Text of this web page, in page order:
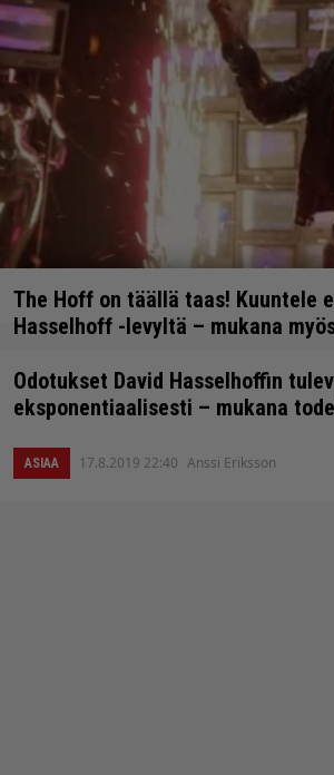
The Hoff on täällä taas! Kuuntele
Hasselhoff -levyltä – mukana
ÄÄNTÄ KUVAA 10.9.2019 20:50 Anssi
Odotukset David Hasselhoffin
eksponentiaalisesti – mukana
ASIAA 17.8.2019 22:40 Anssi Eriksson